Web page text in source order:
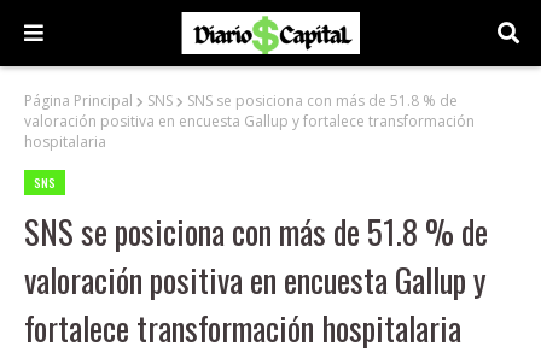
Página Principal SNS
SNS se posiciona con más de 51.8 % de
valoración positiva en encuesta Gallup y fortalece transformación
hospitalaria
SNS
SNS se posiciona con más de 51.8 % de
valoración positiva en encuesta Gallup y
fortalece transformación hospitalaria